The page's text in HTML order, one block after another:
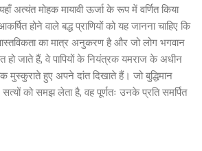
अत्यंत मोहक मायावी ऊर्जा के रूप में वर्णित किया
होने वाले बद्ध प्राणियों को यह जानना चाहिए कि
का मात्र अनुकरण है और जो लोग भगवान
हो जाते हैं, वे पापियों के नियंत्रक यमराज के अधीन
मुस्कुराते हुए अपने दांत दिखाते हैं। जो बुद्धिमान
को समझ लेता है, वह पूर्णतः उनके प्रति समर्पित